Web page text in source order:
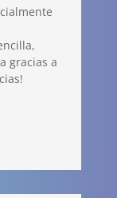
gracias a